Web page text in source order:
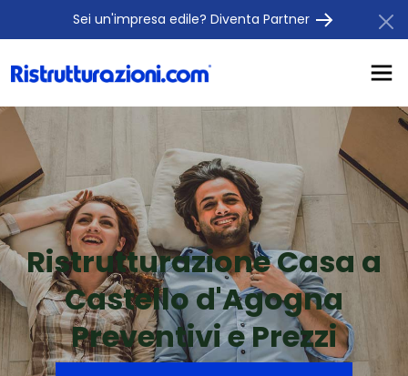
Sei un'impresa edile? Diventa Partner
Ristrutturazione Casa a
Castello d'Agogna
Preventivi e Prezzi